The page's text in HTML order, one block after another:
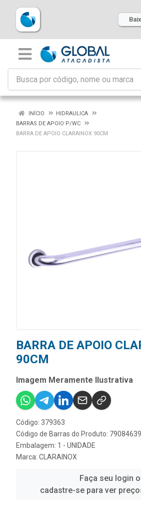
INÍCIO
HIDRAULICA
BARRAS DE APOIO P/WC
BARRA DE APOIO CLARAINOX 90CM
BARRA DE APOIO
90CM
Imagem Meramente Ilustrativa
Código: 379363
Código de Barras do Produto:
Embalagem: 1 - UNIDADE
Marca: CLARAINOX
Faça seu login
cadastre-se para ver